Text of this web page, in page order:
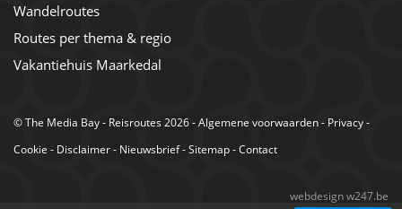
Wandelroutes
Routes per thema & regio
Vakantiehuis Maarkedal
©The Media Bay- Reisroutes 2026 -Algemene voorwaarden- Privacy-
Cookie - Disclaimer- Nieuwsbrief-Sitemap-Contact
webdesign w247.be